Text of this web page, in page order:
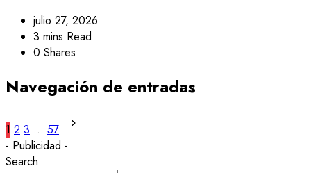
julio 27, 2026
3 mins Read
0 Shares
Navegación de entradas
1 2 3 … 57
- Publicidad -
Search